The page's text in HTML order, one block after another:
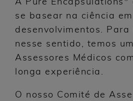
A Pure Encapsulations
se basear na ciência
desenvolvimentos. Para
nesse sentido, temos
Assessores Médicos
longa experiência.
O nosso Comité de